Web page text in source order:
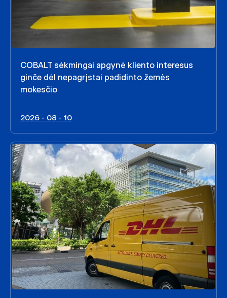
COBALT sėkmingai apgynė kliento interesus
ginče dėl nepagrįstai padidinto žemės
mokesčio
2026 - 08 - 10